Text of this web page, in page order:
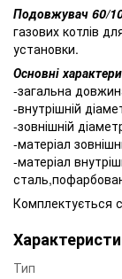
Подовжувач 60/
газових котлів
установки.
Основні
-загальна
-внутрішній
-зовнішній
-матеріал
-матеріал
Комплектується
Тип